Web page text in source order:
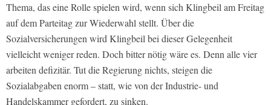
Thema, das eine Rolle spielen wird, wenn sich Klingbeil am Freitag
auf dem Parteitag zur Wiederwahl stellt. Über die
Sozialversicherungen wird Klingbeil bei dieser Gelegenheit
vielleicht weniger reden. Doch bitter nötig wäre es. Denn alle vier
arbeiten defizitär. Tut die Regierung nichts, steigen die
Sozialabgaben enorm – statt, wie von der Industrie- und
Handelskammer gefordert, zu sinken.